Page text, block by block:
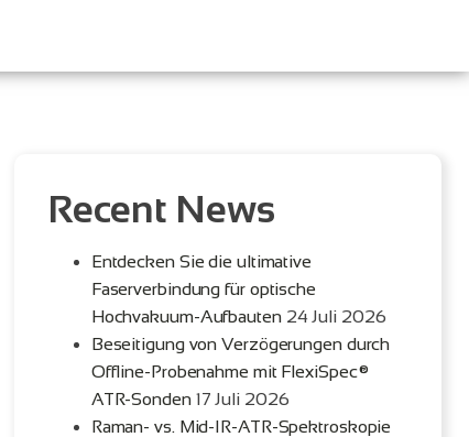
Recent News
Entdecken Sie die ultimative
Faserverbindung für optische
Hochvakuum-Aufbauten 24 Juli 2026
Beseitigung von Verzögerungen durch
Offline-Probenahme mit FlexiSpec®
ATR-Sonden 17 Juli 2026
Raman- vs. Mid-IR-ATR-Spektroskopie